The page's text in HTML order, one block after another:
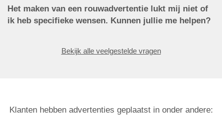
Het maken van een rouwadvertentie lukt mij niet of
ik heb specifieke wensen. Kunnen jullie me helpen?
Bekijk alle veelgestelde vragen
Klanten hebben advertenties geplaatst in onder andere: